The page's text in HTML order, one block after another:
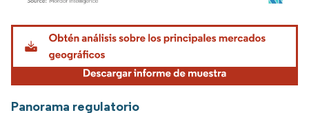
Imagen © Mordor Intelligence. El uso requiere atribución según CC BY 4.0.
Panorama regulatorio